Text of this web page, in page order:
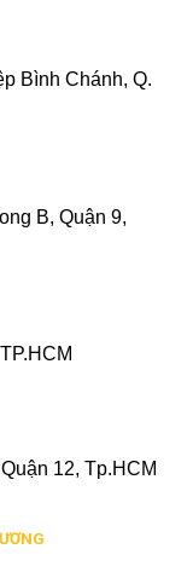
Bình Chánh, Q.
B, Quận 9,
12, Tp.HCM